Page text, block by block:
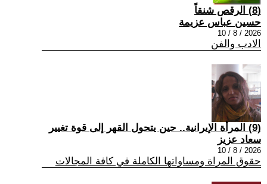
(8) الرقص شنقاً
حسين عباس عزيمة
2026 / 8 / 10
الادب والفن
(9) المرأة الإيرانية.. حين يتحول القهر إلى قوة تغيير
سعاد عزيز
2026 / 8 / 10
حقوق المراة ومساواتها الكاملة في كافة المجالات